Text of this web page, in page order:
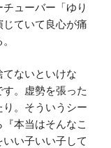
ューバー「ゆり
ていて良心が痛
てないといけな
。虚勢を張った
。そういうシー
本当はそんなこ
い子いい子して